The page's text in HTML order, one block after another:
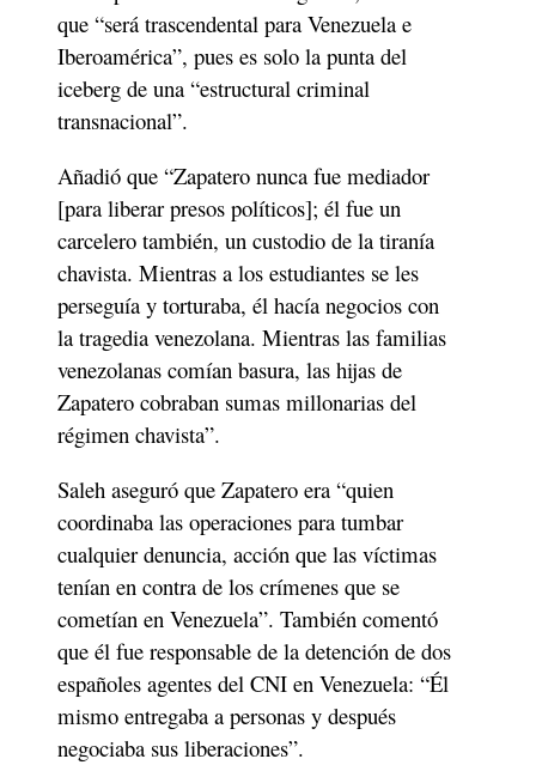
que “será trascendental para Venezuela e
Iberoamérica”, pues es solo la punta del
iceberg de una “estructural criminal
transnacional”.
Añadió que “Zapatero nunca fue mediador
[para liberar presos políticos]; él fue un
carcelero también, un custodio de la tiranía
chavista. Mientras a los estudiantes se les
perseguía y torturaba, él hacía negocios con
la tragedia venezolana. Mientras las familias
venezolanas comían basura, las hijas de
Zapatero cobraban sumas millonarias del
régimen chavista”.
Saleh aseguró que Zapatero era “quien
coordinaba las operaciones para tumbar
cualquier denuncia, acción que las víctimas
tenían en contra de los crímenes que se
cometían en Venezuela”. También comentó
que él fue responsable de la detención de dos
españoles agentes del CNI en Venezuela: “Él
mismo entregaba a personas y después
negociaba sus liberaciones”.